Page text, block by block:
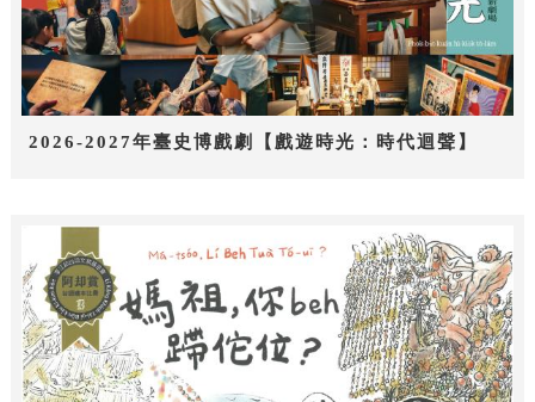
2026-2027年臺史博戲劇【戲遊時光：時代迴聲】